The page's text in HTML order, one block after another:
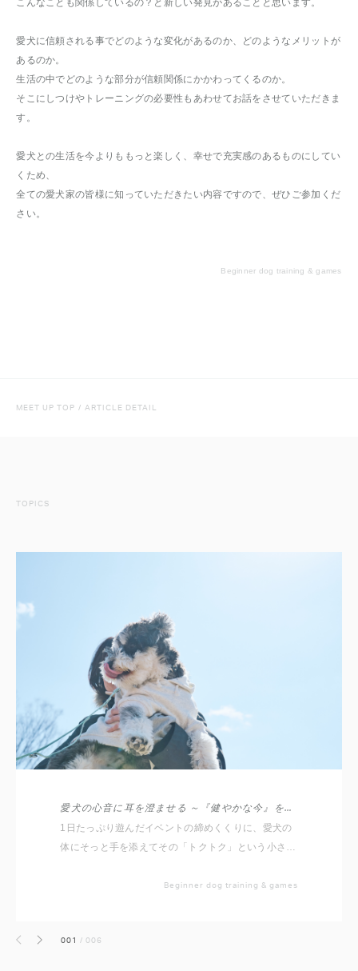
愛犬に信頼される事でどのような変化があるのか、どのようなメリットが
あるのか。
生活の中でどのような部分が信頼関係にかかわってくるのか。
そこにしつけやトレーニングの必要性もあわせてお話をさせていただきま
す。
愛犬との生活を今よりももっと楽しく、幸せで充実感のあるものにしてい
くため、
全ての愛犬家の皆様に知っていただきたい内容ですので、ぜひご参加くだ
さい。
Beginner dog training & games
MEET UP TOP / ARTICLE DETAIL
TOPICS
愛犬の心音に耳を澄ませる ～『健やかな今』を守る、お家バイタルチェック～
1日たっぷり遊んだイベントの締めくくりに、愛犬の
体にそっと手を添えてその「トクトク」という小さな
Beginner dog training & games
前へ 次へ 001 /006